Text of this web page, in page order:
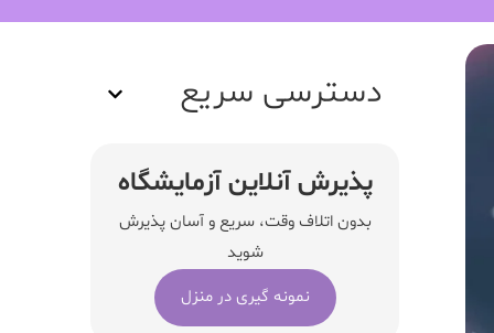
دسترسی سریع
پذیرش آنلاین آزمایشگاه
بدون اتلاف وقت، سریع و آسان پذیرش
شوید
نمونه گیری در منزل